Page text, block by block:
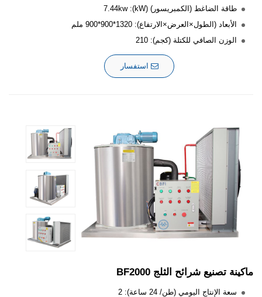
طاقة الضاغط (الكمبريسور) (kW): 7.44kw
الأبعاد (الطول×العرض×الارتفاع): 1320*900*900 ملم
الوزن الصافي للكتلة (كجم): 210
استفسار
ماكينة تصنيع شرائح الثلج BF2000
سعة الإنتاج اليومي (طن/ 24 ساعة): 2